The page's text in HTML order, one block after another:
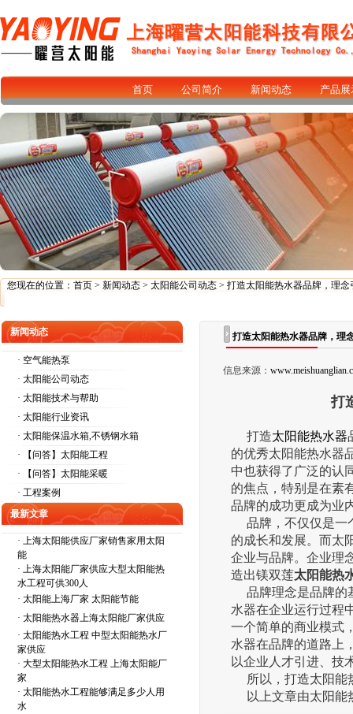
首页 公司简介 新闻动态 产品展
您现在的位置： 首页 > 新闻动态 > 太阳能公司动态 > 打造太阳能热水器品牌，理
新闻动态
· 空气能热泵
· 太阳能公司动态
· 太阳能技术与帮助
· 太阳能行业资讯
· 太阳能保温水箱,不锈钢水箱
· 【问答】太阳能工程
· 【问答】太阳能采暖
· 工程案例
最新文章
· 上海太阳能供应厂家销售家用太阳
能
· 上海太阳能厂家供应大型太阳能热
水工程可供300人
· 太阳能上海厂家 太阳能节能
· 太阳能热水器上海太阳能厂家供应
· 太阳能热水工程 中型太阳能热水厂
家供应
· 大型太阳能热水工程 上海太阳能厂
家
· 太阳能热水工程能够满足多少人用
水
打造太阳能热水器品牌，理
信息来源：
打
打造太阳能热水器
的优秀太阳能热水器
中也获得了广泛的认
的焦点，特别是在素
品牌的成功更成为业
品牌，不仅仅是一
的成长和发展。而太
企业与品牌。企业理
造出镁双莲太阳能热
品牌理念是品牌的
水器在企业运行过程
一个简单的商业模式
水器在品牌的道路上
以企业人才引进、技
所以，打造太阳能
以上文章由太阳能